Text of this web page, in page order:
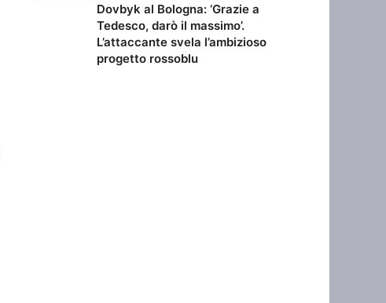
Dovbyk al Bologna: ‘Grazie a
Tedesco, darò il massimo’.
L’attaccante svela l’ambizioso
progetto rossoblu